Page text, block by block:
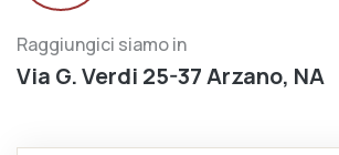
Raggiungici siamo in
Via G. Verdi 25-37 Arzano, NA